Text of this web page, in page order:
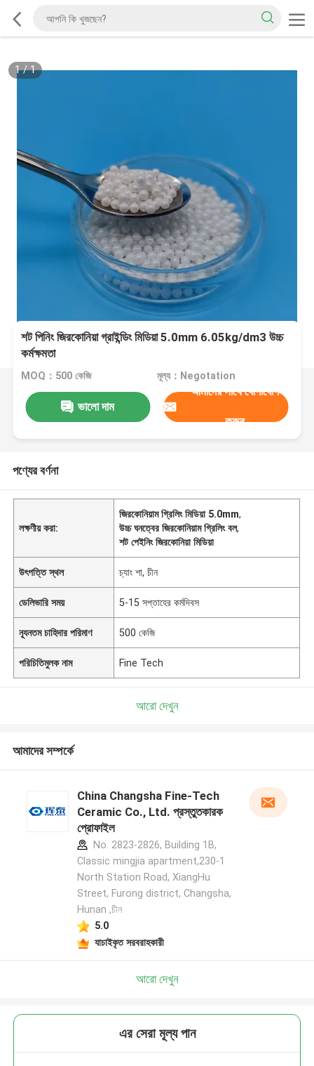
1/1
শট পিনিং জিরকোনিয়া গ্রাইন্ডিং মিডিয়া 5.0mm 6.05kg/dm3 উচ্চ
কর্মক্ষমতা
MOQ：500 কেজি মূল্য：Negotation
ভালো দাম
আমাদের সাথে যোগাযোগ
করুন
পণ্যের বর্ণনা
লক্ষণীয় করা:
জিরকোনিয়াম গ্রিলিং মিডিয়া 5.0mm,
উচ্চ ঘনত্বের জিরকোনিয়াম গ্রিলিং বল,
শট পেইনিং জিরকোনিয়া মিডিয়া
উৎপত্তি স্থল চ্যাং শা, চীন
ডেলিভারি সময় 5-15 সপ্তাহের কর্মদিবস
ন্যূনতম চাহিদার পরিমাণ 500 কেজি
পরিচিতিমুলক নাম Fine Tech
আরো দেখুন
আমাদের সম্পর্কে
China Changsha Fine-Tech
Ceramic Co., Ltd. প্রস্তুতকারক
প্রোফাইল
No. 2823-2826, Building 1B,
Classic mingjia apartment,230-1
North Station Road, XiangHu
Street, Furong district, Changsha,
Hunan ,চীন
5.0
যাচাইকৃত সরবরাহকারী
আরো দেখুন
এর সেরা মূল্য পান